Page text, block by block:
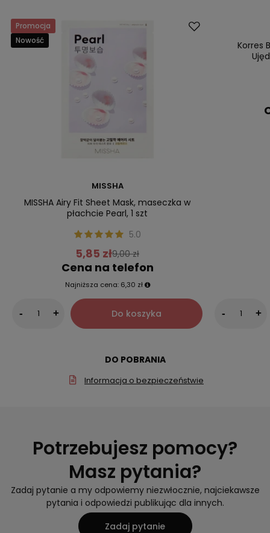
Promocja
Nowość
MISSHA
MISSHA Airy Fit Sheet Mask, maseczka w
płachcie Pearl, 1 szt
5.0
5,85 zł9,00 zł
Cena na telefon
Najniższa cena: 6,30 zł
- + Do koszyka
NaszKorres
- +
DO POBRANIA
Informacja o bezpieczeństwie
Potrzebujesz pomocy?
Masz pytania?
Zadaj pytanie a my odpowiemy niezwłocznie, najciekawsze
pytania i odpowiedzi publikując dla innych.
Zadaj pytanie